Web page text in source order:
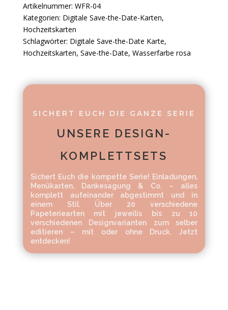
Artikelnummer: WFR-04
Kategorien: Digitale Save-the-Date-Karten,
Hochzeitskarten
Schlagwörter: Digitale Save-the-Date Karte,
Hochzeitskarten, Save-the-Date, Wasserfarbe rosa
SICHERT EUCH DIE GANZE SERIE
UNSERE DESIGN-
KOMPLETTSETS
Sichert Euch die kompette Serie! Einladungen,
Menükarten, Dankesagung & Co. – alles
komplett aufeinander abgestimmt und in
einem Stil. Über 20 verschiedene
Papeteriearten mit jeweilis bis zu 10
verschiedenen Designvarianten zum selber
editieren – mit oder ohne Druck. Jetzt
entdecken!